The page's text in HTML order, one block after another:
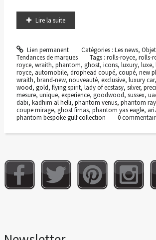
Lire la suite
Lien permanent Catégories : Les news,
Tendances de marques
Tags :rolls-royce,rolls-
royce, wraith, phantom, ghost, icons, luxury, luxe,
royce, automobile, drophead coupé, coupé, new
wraith, brand-new, nouveauté, exclusive, luxury car,
wood, gold, flying spirit, lady of ecstasy, silver,
mesure, unique, experience, goodwood, sussex,
dabi, kadhim al helli, phantom venus, phantom
coupe mirage, ghost firnas, phantom yas eagle,
phantom bespoke gulf collection
0